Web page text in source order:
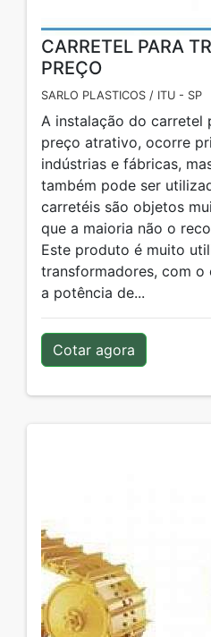
CARRETEL PARA
PREÇO
SARLO PLASTICOS / ITU - SP
A instalação do carretel
preço atrativo, ocorre
indústrias e fábricas,
também pode ser
carretéis são objetos
que a maioria não o
Este produto é muito
transformadores, com
a potência de...
Cotar agora